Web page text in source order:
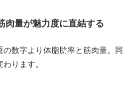
肉量が魅力度に直結する
の数字より体脂肪率と筋肉量。同
ります。